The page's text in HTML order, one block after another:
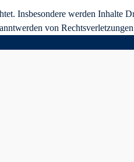
Insbesondere werden Inhalte
von